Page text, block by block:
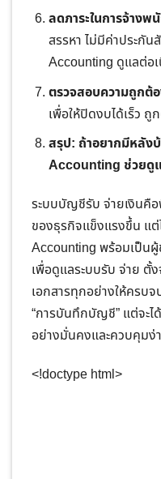
ลดภาระในการจ้างพ
สรรหา ไม่มีค่าประกั
Accounting ดูแลต่อ
ตรวจสอบความถูกต้
เพื่อให้ปิดงบได้เร็ว ถู
สรุป: ถ้าอยากมีหลัง
Accounting ช่วยดู
ระบบบัญชีรับ จ่ายเงินคื
ของธุรกิจแข็งแรงขึ้น แ
Accounting พร้อมเป็น
เพื่อดูแลระบบรับ จ่าย ตั้
เอกสารทุกอย่างให้ครบ
“การบันทึกบัญชี” แต่จะไ
อย่างมั่นคงและควบคุมง่
<!doctype html>